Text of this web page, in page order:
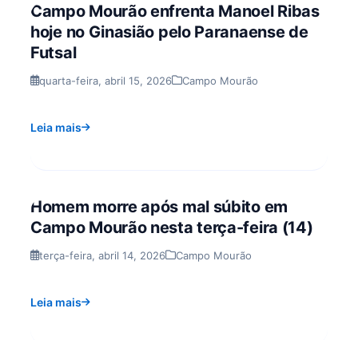
Campo Mourão enfrenta Manoel Ribas
hoje no Ginasião pelo Paranaense de
Futsal
quarta-feira, abril 15, 2026 Campo Mourão
Leia mais
Homem morre após mal súbito em
Campo Mourão nesta terça-feira (14)
terça-feira, abril 14, 2026 Campo Mourão
Leia mais